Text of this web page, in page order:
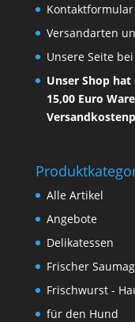
Kontaktformular
Versandarten
Unsere Seite
Unser Shop
15,00 Euro
Alle Artikel
Angebote
Delikatessen
Frischer
Frischwurst -
für den Hund